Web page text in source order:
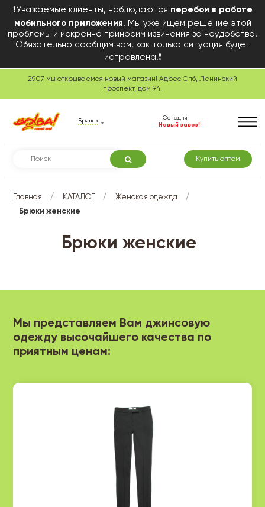
❗Уважаемые клиенты, наблюдаются перебои в работе
мобильного приложения. Мы уже ищем решение этой
проблемы и искренне приносим извинения за неудобства.
Обязательно сообщим вам, как только ситуация будет
исправлена!❗
29.07 мы открываемся новый магазин! Адрес Спб, Ленинский
проспект, дом 94.
Брянск
Сегодня
Новый завоз!
Купить оптом
Главная / КАТАЛОГ / Женская одежда /
Брюки женские
Брюки женские
Мы представляем Вам джинсовую
одежду высочайшего качества по
приятным ценам: